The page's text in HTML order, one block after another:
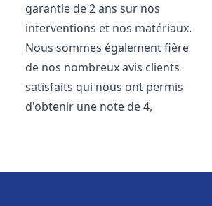
garantie de 2 ans sur nos
interventions et nos matériaux.
Nous sommes également fière
de nos nombreux avis clients
satisfaits qui nous ont permis
d'obtenir une note de 4,